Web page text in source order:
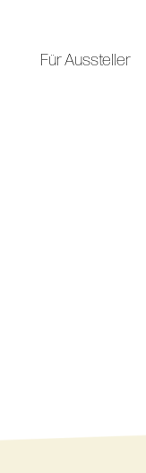
Für Aussteller